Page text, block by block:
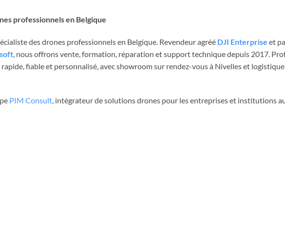
professionnels en Belgique
des drones professionnels en Belgique. Revendeur agréé DJI Enterprise et
, nous offrons vente, formation, réparation et support technique depuis 2017.
fiable et personnalisé, avec showroom sur rendez-vous à Nivelles et
PIM Consult, intégrateur de solutions drones pour les entreprises et institutions